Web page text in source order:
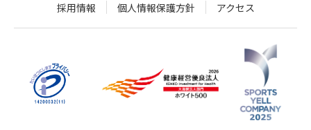
採用情報 個人情報保護方針 アクセス